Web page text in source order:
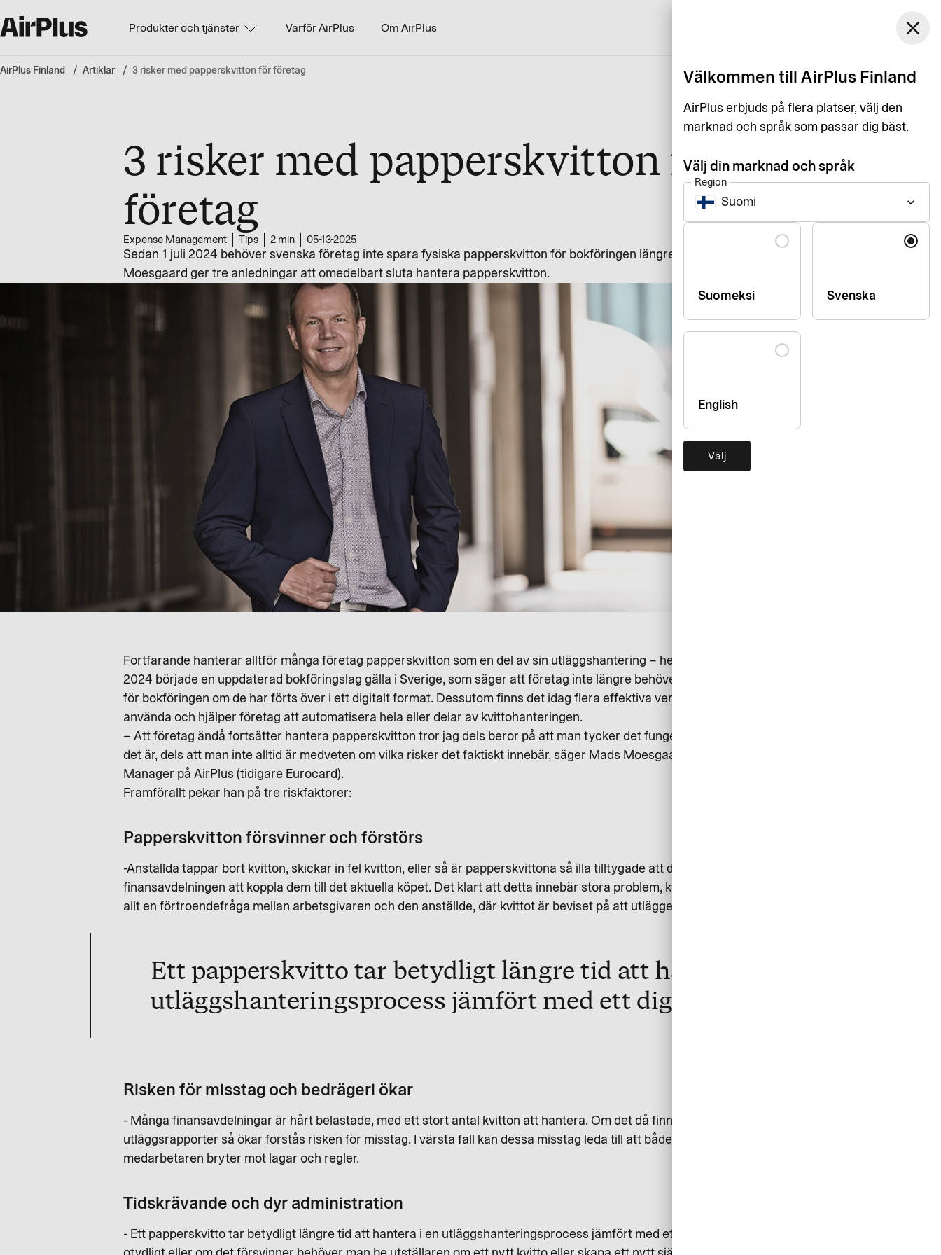
Produkter och tjänster Varför AirPlus Om AirPlus Logga in
close
Välkommen till AirPlus Finland
AirPlus erbjuds på flera platser, välj den
marknad och språk som passar dig bäst.
Välj din marknad och språk
Region
Suomi keyboard_arrow_down
Language
Suomeksi Svenska
English
Välj
AirPlus Finland Artiklar 3 risker med papperskvitton för företag
3 risker med papperskvitton för
företag
Expense Management Tips 2 min 05-13-2025
Sedan 1 juli 2024 behöver svenska företag inte spara fysiska papperskvitton för bokföringen längre. Vår expert Mads
Moesgaard ger tre anledningar att omedelbart sluta hantera papperskvitton.
Fortfarande hanterar alltför många företag papperskvitton som en del av sin utläggshantering – helt i onödan. Den 1 juli
2024 började en uppdaterad bokföringslag gälla i Sverige, som säger att företag inte längre behöver spara papperskvitton
för bokföringen om de har förts över i ett digitalt format. Dessutom finns det idag flera effektiva verktyg som är lätta att
använda och hjälper företag att automatisera hela eller delar av kvittohanteringen.
– Att företag ändå fortsätter hantera papperskvitton tror jag dels beror på att man tycker det fungerar tillräckligt bra som
det är, dels att man inte alltid är medveten om vilka risker det faktiskt innebär, säger Mads Moesgaard Nordic Business
Manager på AirPlus (tidigare Eurocard).
Framförallt pekar han på tre riskfaktorer:
Papperskvitton försvinner och förstörs
-Anställda tappar bort kvitton, skickar in fel kvitton, eller så är papperskvittona så illa tilltygade att det är omöjligt för
finansavdelningen att koppla dem till det aktuella köpet. Det klart att detta innebär stora problem, kvittohantering är ju trots
allt en förtroendefråga mellan arbetsgivaren och den anställde, där kvittot är beviset på att utlägget har skett.
Ett papperskvitto tar betydligt längre tid att hantera i en
utläggshanteringsprocess jämfört med ett digitalt kvitto
Risken för misstag och bedrägeri ökar
- Många finansavdelningar är hårt belastade, med ett stort antal kvitton att hantera. Om det då finns fel i flera
utläggsrapporter så ökar förstås risken för misstag. I värsta fall kan dessa misstag leda till att både företag och den enskilde
medarbetaren bryter mot lagar och regler.
Tidskrävande och dyr administration
- Ett papperskvitto tar betydligt längre tid att hantera i en utläggshanteringsprocess jämfört med ett digitalt kvitto. Är kvittot